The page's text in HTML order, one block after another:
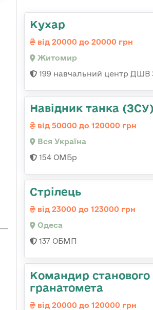
Кухар
від 20000 до 20000 грн
Житомир
199 навчальний центр ДШВ
Навідник танка (ЗСУ)
від 50000 до 120000 грн
Вся Україна
154 ОМБр
Стрілець
від 23000 до 123000 грн
Одеса
137 ОБМП
Командир станового
гранатомета
від 20000 до 120000 грн